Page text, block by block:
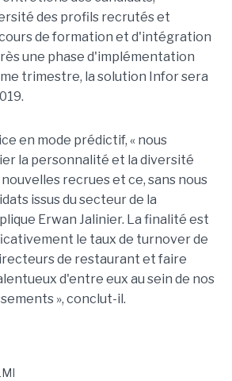
des profils recrutés et
de formation et d'intégration
une phase d'implémentation
trimestre, la solution Infor sera
en mode prédictif, « nous
la personnalité et la diversité
recrues et ce, sans nous
issus du secteur de la
Erwan Jalinier. La finalité est
le taux de turnover de
de restaurant et faire
d'entre eux au sein de nos
», conclut-il.